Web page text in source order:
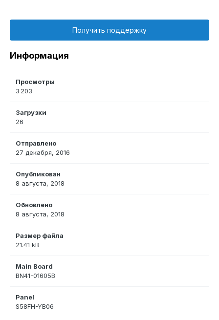
Получить поддержку
Информация
Просмотры
3 203
Загрузки
26
Отправлено
27 декабря, 2016
Опубликован
8 августа, 2018
Обновлено
8 августа, 2018
Размер файла
21.41 kB
Main Board
BN41-01605B
Panel
S58FH-YB06